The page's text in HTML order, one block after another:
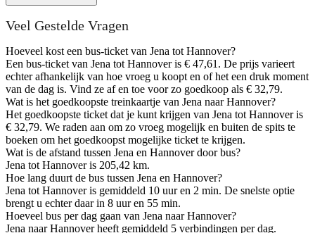
Veel Gestelde Vragen
Hoeveel kost een bus-ticket van Jena tot Hannover?
Een bus-ticket van Jena tot Hannover is € 47,61. De prijs varieert
echter afhankelijk van hoe vroeg u koopt en of het een druk moment
van de dag is. Vind ze af en toe voor zo goedkoop als € 32,79.
Wat is het goedkoopste treinkaartje van Jena naar Hannover?
Het goedkoopste ticket dat je kunt krijgen van Jena tot Hannover is
€ 32,79. We raden aan om zo vroeg mogelijk en buiten de spits te
boeken om het goedkoopst mogelijke ticket te krijgen.
Wat is de afstand tussen Jena en Hannover door bus?
Jena tot Hannover is 205,42 km.
Hoe lang duurt de bus tussen Jena en Hannover?
Jena tot Hannover is gemiddeld 10 uur en 2 min. De snelste optie
brengt u echter daar in 8 uur en 55 min.
Hoeveel bus per dag gaan van Jena naar Hannover?
Jena naar Hannover heeft gemiddeld 5 verbindingen per dag.